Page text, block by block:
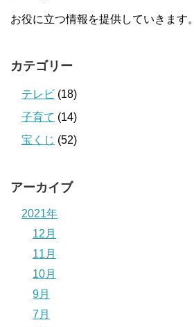
お役に立つ情報を提供していきます。
カテゴリー
テレビ (18)
子育て (14)
宝くじ (52)
アーカイブ
2021年
12月
11月
10月
9月
7月